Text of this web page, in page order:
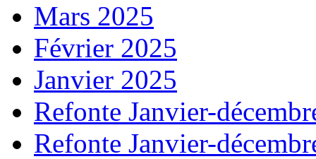
Mars 2025
Février 2025
Janvier 2025
Refonte Janvier-
Refonte Janvier-